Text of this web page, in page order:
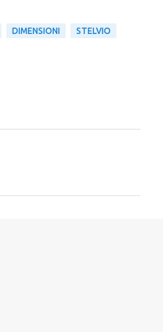
DIMENSIONI STELVIO